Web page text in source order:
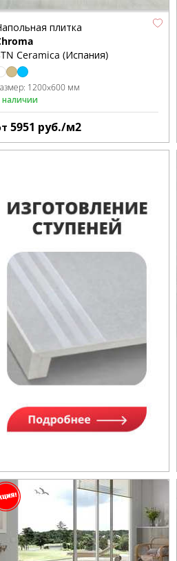
плитка
Ceramica (Испания)
1200x600 мм
наличии
5951 руб./м2